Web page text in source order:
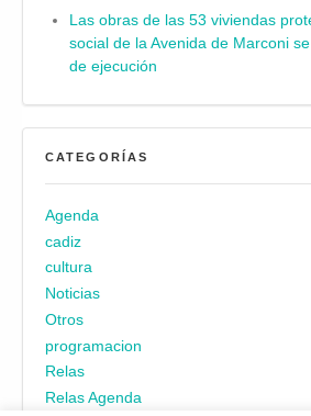
Las obras de las 53 viviendas
social de la Avenida de Marconi
de ejecución
CATEGORÍAS
Agenda
cadiz
cultura
Noticias
Otros
programacion
Relas
Relas Agenda